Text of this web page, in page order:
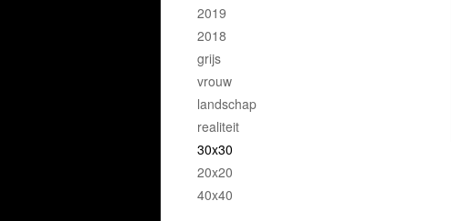
2019
2018
grijs
vrouw
landschap
realiteit
30x30
20x20
40x40